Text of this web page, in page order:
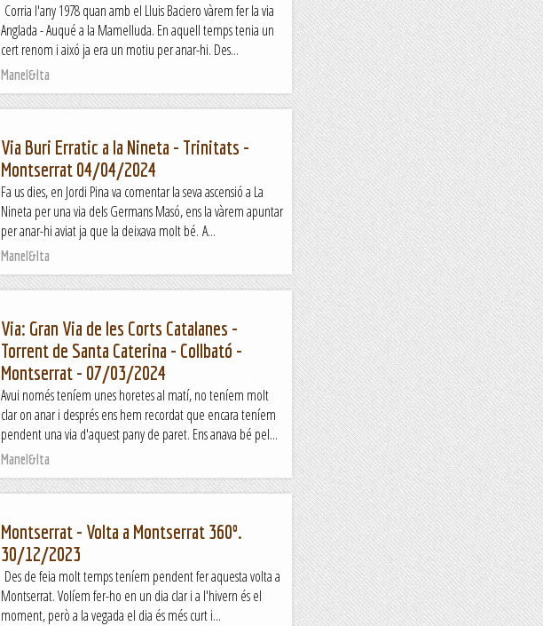
Corria l'any 1978 quan amb el Lluis Baciero vàrem fer la via
Anglada - Auqué a la Mamelluda. En aquell temps tenia un
cert renom i aixó ja era un motiu per anar-hi. Des...
Manel&Ita
Via Buri Erratic a la Nineta - Trinitats -
Montserrat 04/04/2024
Fa us dies, en Jordi Pina va comentar la seva ascensió a La
Nineta per una via dels Germans Masó, ens la vàrem apuntar
per anar-hi aviat ja que la deixava molt bé. A...
Manel&Ita
Via: Gran Via de les Corts Catalanes -
Torrent de Santa Caterina - Collbató -
Montserrat - 07/03/2024
Avui només teníem unes horetes al matí, no teníem molt
clar on anar i després ens hem recordat que encara teníem
pendent una via d'aquest pany de paret. Ens anava bé pel...
Manel&Ita
Montserrat - Volta a Montserrat 360º.
30/12/2023
Des de feia molt temps teníem pendent fer aquesta volta a
Montserrat. Volíem fer-ho en un dia clar i a l'hivern és el
moment, però a la vegada el dia és més curt i...